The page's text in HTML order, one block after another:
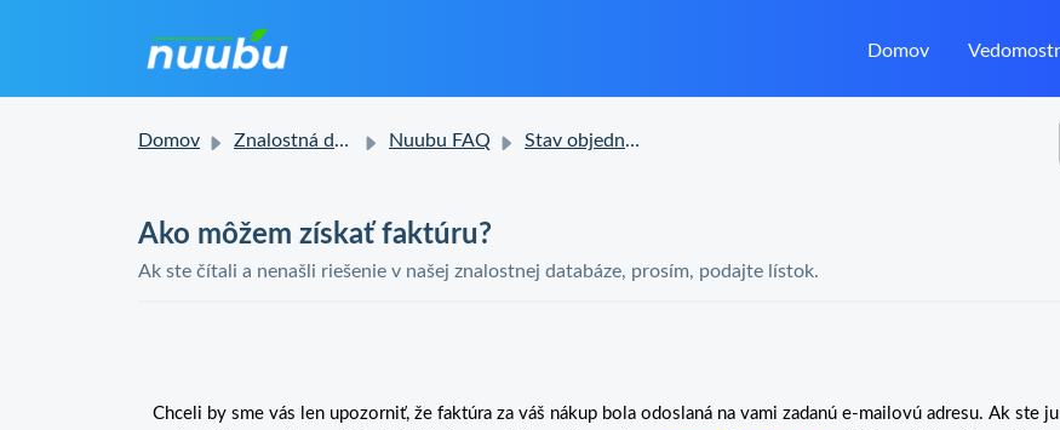
Domov
Domov Znalostná databáza Nuubu FAQ Stav objednávky a doručenia
Ako môžem získať faktúru?
Ak ste čítali a nenašli riešenie v našej znalostnej databáze, prosím, podajte lístok.
Chceli by sme vás len upozorniť, že faktúra za váš nákup bola odoslaná na vami zadanú e-mailovú adresu. Ak ste